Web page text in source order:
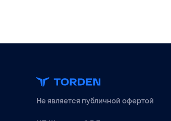
Не является публичной офертой